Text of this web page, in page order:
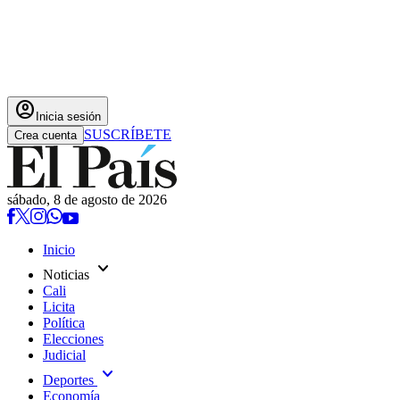
account_circle Inicia sesión
Crea cuenta SUSCRÍBETE
sábado, 8 de agosto de 2026
Inicio
Noticias expand_more
Cali
Licita
Política
Elecciones
Judicial
Deportes expand_more
Economía